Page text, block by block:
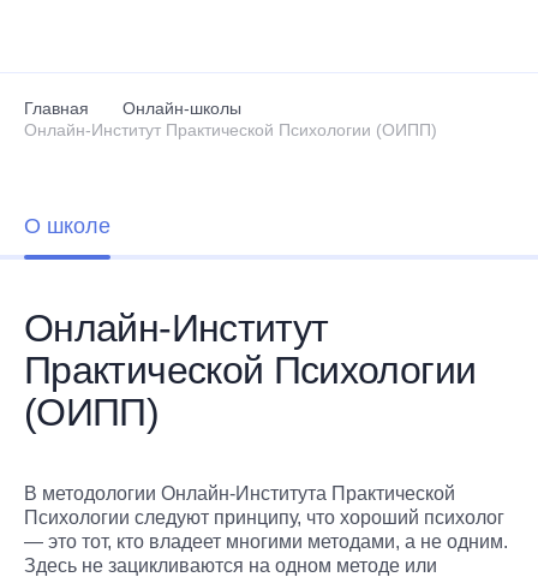
Главная
Онлайн-школы
Онлайн-Институт Практической Психологии (ОИПП)
О школе
Онлайн-Институт
Практической Психологии
(ОИПП)
В методологии Онлайн-Института Практической
Психологии следуют принципу, что хороший психолог
— это тот, кто владеет многими методами, а не одним.
Здесь не зацикливаются на одном методе или